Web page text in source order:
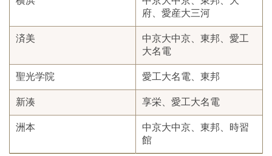
府、愛産大三河
済美
中京大中京、東邦、愛工
大名電
聖光学院 愛工大名電、東邦
新湊 享栄、愛工大名電
洲本
中京大中京、東邦、時習
館